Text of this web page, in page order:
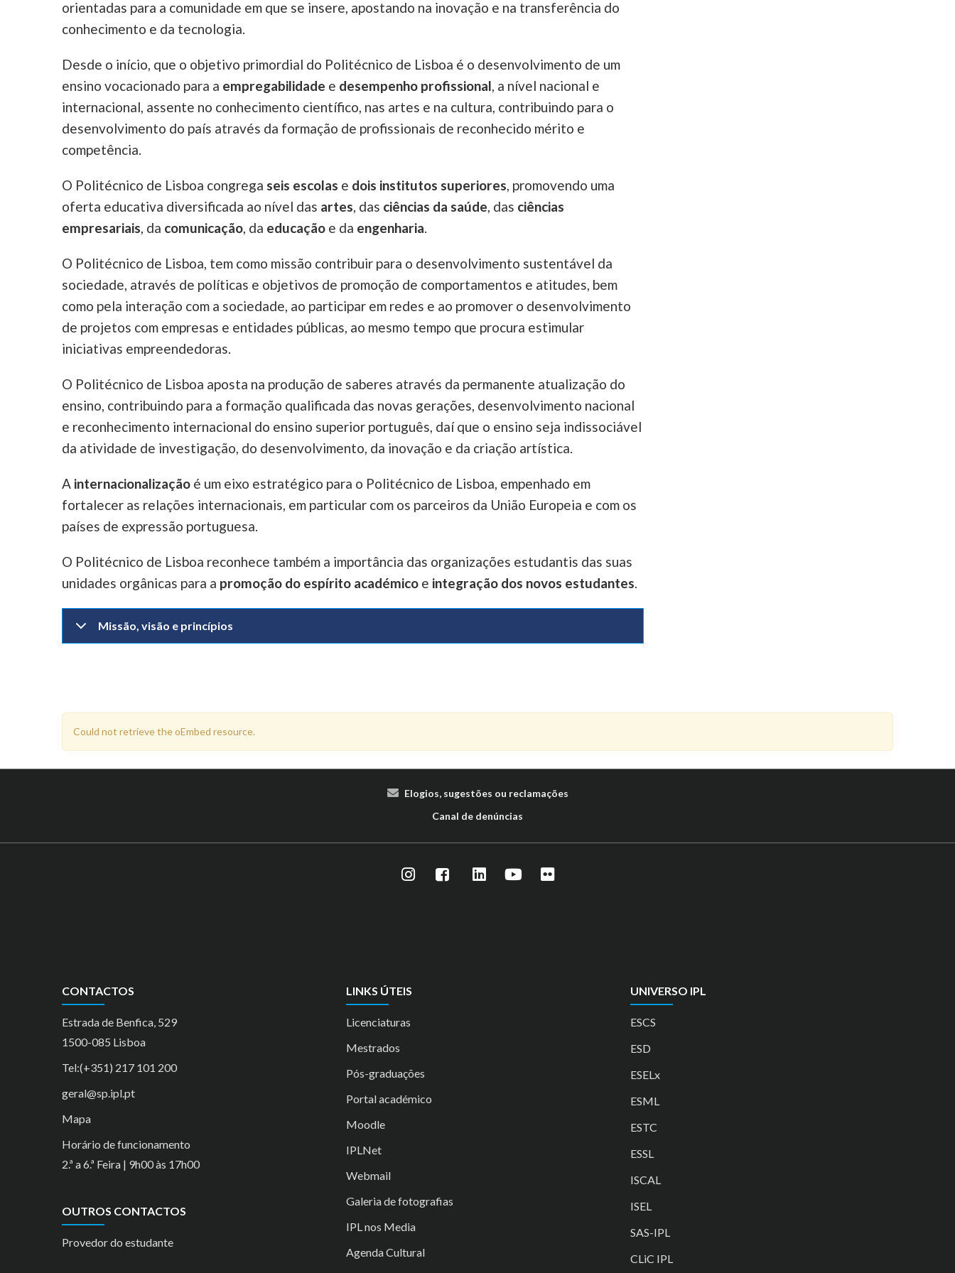
orientadas para a comunidade em que se insere, apostando na inovação e na transferência do
conhecimento e da tecnologia.
Desde o início, que o objetivo primordial do Politécnico de Lisboa é o desenvolvimento de um
ensino vocacionado para a empregabilidade e desempenho profissional, a nível nacional e
internacional, assente no conhecimento científico, nas artes e na cultura, contribuindo para o
desenvolvimento do país através da formação de profissionais de reconhecido mérito e
competência.
O Politécnico de Lisboa congrega seis escolas e dois institutos superiores, promovendo uma
oferta educativa diversificada ao nível das artes, das ciências da saúde, das ciências
empresariais, da comunicação, da educação e da engenharia.
O Politécnico de Lisboa, tem como missão contribuir para o desenvolvimento sustentável da
sociedade, através de políticas e objetivos de promoção de comportamentos e atitudes, bem
como pela interação com a sociedade, ao participar em redes e ao promover o desenvolvimento
de projetos com empresas e entidades públicas, ao mesmo tempo que procura estimular
iniciativas empreendedoras.
O Politécnico de Lisboa aposta na produção de saberes através da permanente atualização do
ensino, contribuindo para a formação qualificada das novas gerações, desenvolvimento nacional
e reconhecimento internacional do ensino superior português, daí que o ensino seja indissociável
da atividade de investigação, do desenvolvimento, da inovação e da criação artística.
A internacionalização é um eixo estratégico para o Politécnico de Lisboa, empenhado em
fortalecer as relações internacionais, em particular com os parceiros da União Europeia e com os
países de expressão portuguesa.
O Politécnico de Lisboa reconhece também a importância das organizações estudantis das suas
unidades orgânicas para a promoção do espírito académico e integração dos novos estudantes.
Missão, visão e princípios
Mensagem
Could not retrieve the oEmbed resource.
Elogios, sugestões ou reclamações
Canal de denúncias
CONTACTOS
Estrada de Benfica, 529
1500-085 Lisboa
Tel:(+351) 217 101 200
geral@sp.ipl.pt
Mapa
Horário de funcionamento
2.ª a 6.ª Feira | 9h00 às 17h00
OUTROS CONTACTOS
Provedor do estudante
LINKS ÚTEIS
Licenciaturas
Mestrados
Pós-graduações
Portal académico
Moodle
IPLNet
Webmail
Galeria de fotografias
IPL nos Media
Agenda Cultural
UNIVERSO IPL
ESCS
ESD
ESELx
ESML
ESTC
ESSL
ISCAL
ISEL
SAS-IPL
CLiC IPL